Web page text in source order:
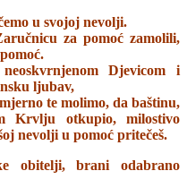
u svojoj nevolji.
za pomoć zamolili,
Djevicom i
ljubav,
te molimo, da baštinu,
Krvlju otkupio, milostivo
nevolji u pomoć pritečeš.
obitelji, brani odabrano